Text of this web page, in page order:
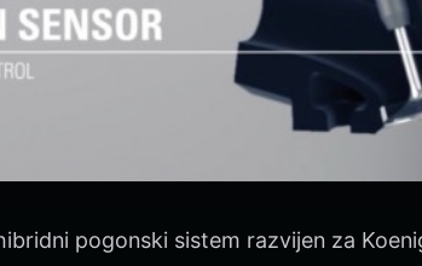
pogonski sistem razvijen za